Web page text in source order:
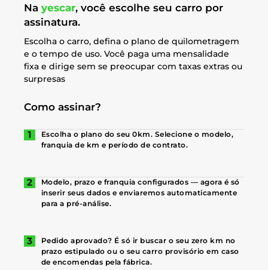
Na yescar, você escolhe seu carro por
assinatura.
Escolha o carro, defina o plano de quilometragem
e o tempo de uso. Você paga uma mensalidade
fixa e dirige sem se preocupar com taxas extras ou
surpresas
Como assinar?
Escolha o plano do seu 0km. Selecione o modelo,
franquia de km e período de contrato.
Modelo, prazo e franquia configurados — agora é só
inserir seus dados e enviaremos automaticamente
para a pré-análise.
Pedido aprovado? É só ir buscar o seu zero km no
prazo estipulado ou o seu carro provisório em caso
de encomendas pela fábrica.